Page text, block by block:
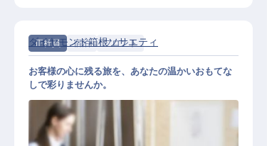
正社員 宿泊 フロント
ダイヤモンド箱根ソサエティ
お客様の心に残る旅を、あなたの温かいおもてな
しで彩りませんか。